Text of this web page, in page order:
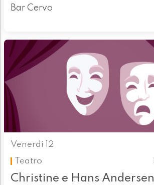
Bar Cervo
Venerdì 12
Teatro
Christine e Hans Andersen